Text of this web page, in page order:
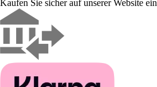
Kaufen Sie sicher auf unserer Website ein